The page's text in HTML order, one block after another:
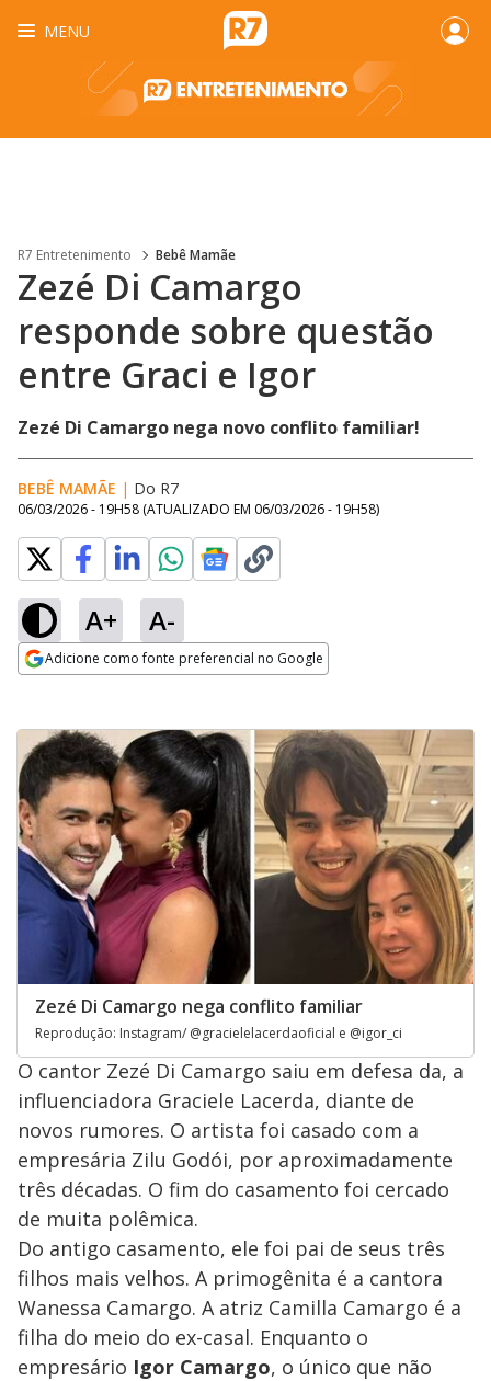
MENU
R7 Entretenimento Bebê Mamãe
Zezé Di Camargo
responde sobre questão
entre Graci e Igor
Zezé Di Camargo nega novo conflito familiar!
BEBÊ MAMÃE | Do R7
06/03/2026 - 19H58 (ATUALIZADO EM 06/03/2026 - 19H58)
A+ A-
Adicione como fonte preferencial no Google
Zezé Di Camargo nega conflito familiar
Reprodução: Instagram/ @gracielelacerdaoficial e @igor_ci
O cantor Zezé Di Camargo saiu em defesa da, a
influenciadora Graciele Lacerda, diante de
novos rumores. O artista foi casado com a
empresária Zilu Godói, por aproximadamente
três décadas. O fim do casamento foi cercado
de muita polêmica.
Do antigo casamento, ele foi pai de seus três
filhos mais velhos. A primogênita é a cantora
Wanessa Camargo. A atriz Camilla Camargo é a
filha do meio do ex-casal. Enquanto o
empresário Igor Camargo, o único que não